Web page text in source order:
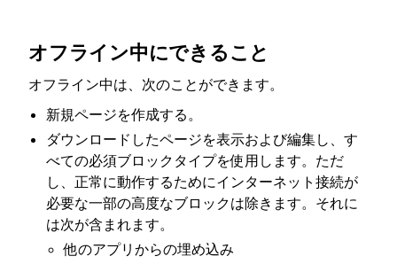
オフライン中にできること
オフライン中は、次のことができます。
新規ページを作成する。
ダウンロードしたページを表示および編集し、す
べての必須ブロックタイプを使用します。ただ
し、正常に動作するためにインターネット接続が
必要な一部の高度なブロックは除きます。それに
は次が含まれます。
他のアプリからの埋め込み